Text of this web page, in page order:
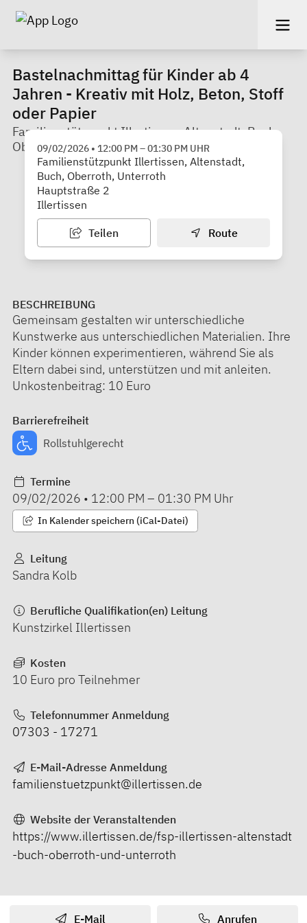
Bastelnachmittag für Kinder ab 4
Jahren - Kreativ mit Holz, Beton, Stoff
oder Papier
Familienstützpunkt Illertissen, Altenstadt, Buch,
Oberroth und Unterroth
09/02/2026 • 12:00 PM–01:30 PM UHR
Familienstützpunkt Illertissen, Altenstadt,
Buch, Oberroth, Unterroth
Hauptstraße 2
Illertissen
Teilen Route
BESCHREIBUNG
Gemeinsam gestalten wir unterschiedliche
Kunstwerke aus unterschiedlichen Materialien. Ihre
Kinder können experimentieren, während Sie als
Eltern dabei sind, unterstützen und mit anleiten.
Unkostenbeitrag: 10 Euro
Barrierefreiheit
Rollstuhlgerecht
Termine
09/02/2026 • 12:00 PM – 01:30 PM Uhr
In Kalender speichern (iCal-Datei)
Leitung
Sandra Kolb
Berufliche Qualifikation(en) Leitung
Kunstzirkel Illertissen
Kosten
10 Euro pro Teilnehmer
Telefonnummer Anmeldung
07303 - 17271
E-Mail-Adresse Anmeldung
familienstuetzpunkt@illertissen.de
Website der Veranstaltenden
https://www.illertissen.de/fsp-illertissen-altenstadt
-buch-oberroth-und-unterroth
E-Mail Anrufen